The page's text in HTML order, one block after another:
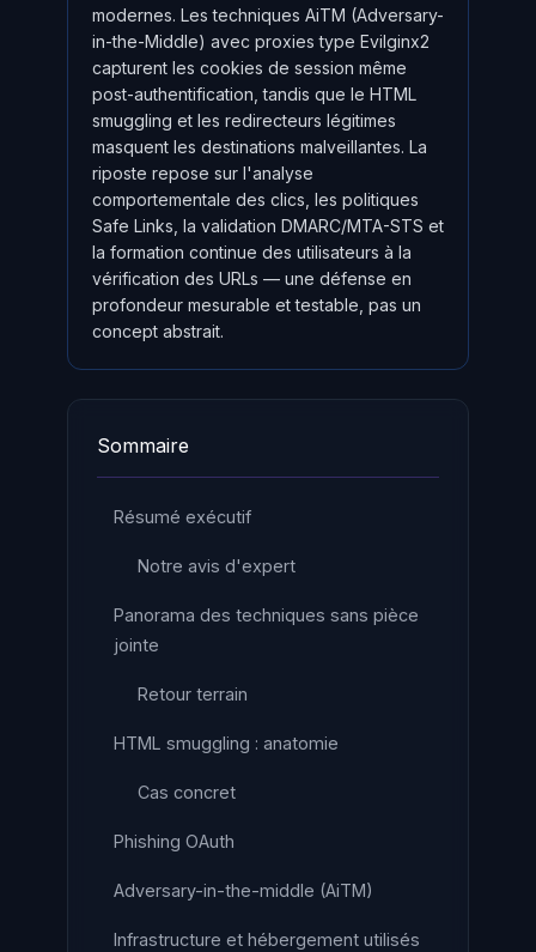
modernes. Les techniques AiTM (Adversary-
in-the-Middle) avec proxies type Evilginx2
capturent les cookies de session même
post-authentification, tandis que le HTML
smuggling et les redirecteurs légitimes
masquent les destinations malveillantes. La
riposte repose sur l'analyse
comportementale des clics, les politiques
Safe Links, la validation DMARC/MTA-STS et
la formation continue des utilisateurs à la
vérification des URLs — une défense en
profondeur mesurable et testable, pas un
concept abstrait.
Sommaire
Résumé exécutif
Notre avis d'expert
Panorama des techniques sans pièce
jointe
Retour terrain
HTML smuggling : anatomie
Cas concret
Phishing OAuth
Adversary-in-the-middle (AiTM)
Infrastructure et hébergement utilisés